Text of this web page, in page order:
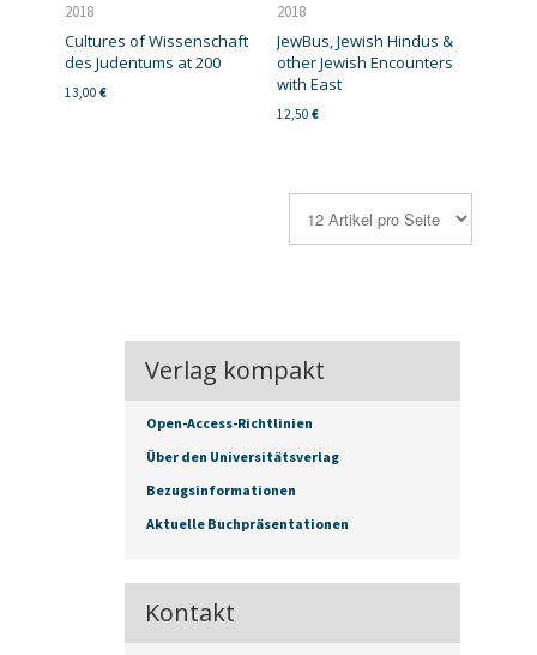
2018
Cultures of Wissenschaft
des Judentums at 200
13,00 €
2018
JewBus, Jewish Hindus &
other Jewish Encounters
with East
12,50 €
Verlag kompakt
Open-Access-Richtlinien
Über den Universitätsverlag
Bezugsinformationen
Aktuelle Buchpräsentationen
Kontakt